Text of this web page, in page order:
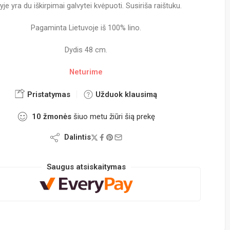
yra du iškirpimai galvytei kvėpuoti. Susiriša raištuku.
Pagaminta Lietuvoje iš 100% lino.
Dydis 48 cm.
Neturime
Pristatymas Užduok klausimą
10 žmonėsšiuo metu žiūri šią prekę
Dalintis
Saugus atsiskaitymas